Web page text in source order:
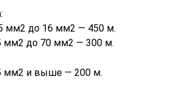
мм2 до 16 мм2 — 450 м.
мм2 до 70 мм2 — 300 м.
мм2 и выше — 200 м.